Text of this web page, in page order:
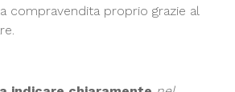
compravendita proprio grazie al